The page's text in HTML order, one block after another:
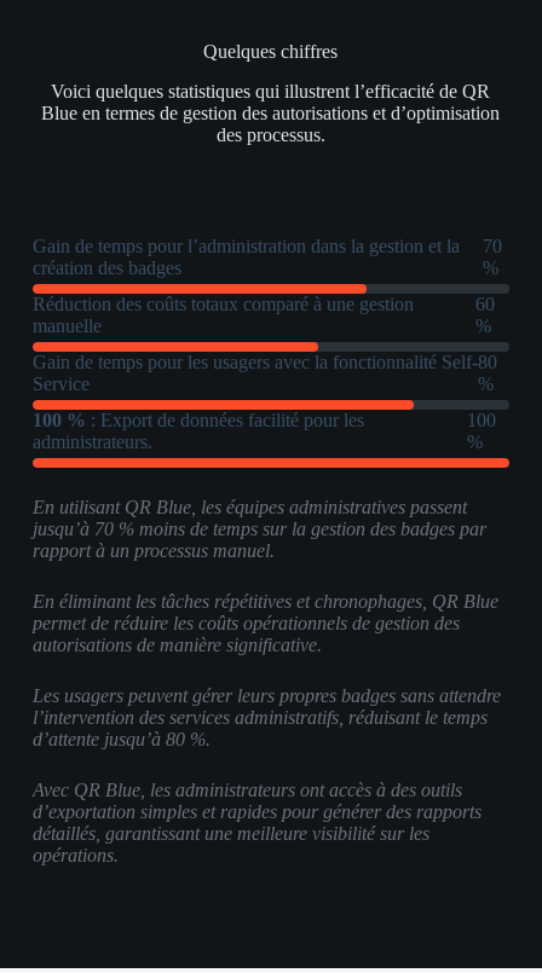
Quelques chiffres
Voici quelques statistiques qui illustrent l’efficacité de QR
Blue en termes de gestion des autorisations et d’optimisation
des processus.
Gain de temps pour l’administration dans la gestion et la
création des badges
70
%
Réduction des coûts totaux comparé à une gestion
manuelle
60
%
Gain de temps pour les usagers avec la fonctionnalité Self-
Service
80
%
100 % : Export de données facilité pour les
administrateurs.
100
%
En utilisant QR Blue, les équipes administratives passent
jusqu’à 70 % moins de temps sur la gestion des badges par
rapport à un processus manuel.
En éliminant les tâches répétitives et chronophages, QR Blue
permet de réduire les coûts opérationnels de gestion des
autorisations de manière significative.
Les usagers peuvent gérer leurs propres badges sans attendre
l’intervention des services administratifs, réduisant le temps
d’attente jusqu’à 80 %.
Avec QR Blue, les administrateurs ont accès à des outils
d’exportation simples et rapides pour générer des rapports
détaillés, garantissant une meilleure visibilité sur les
opérations.